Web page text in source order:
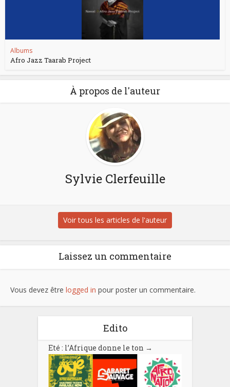
Albums
Afro Jazz Taarab Project
À propos de l'auteur
Sylvie Clerfeuille
Voir tous les articles de l'auteur
Laissez un commentaire
Vous devez être logged in pour poster un commentaire.
Edito
Eté : l’Afrique donne le ton →